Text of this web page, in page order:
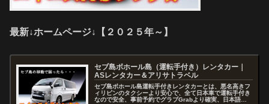
最新↓ホームページ↓【２０２５年～】
セブ島ボホール島（運転手付き）レンタカー｜
ASレンタカー＆アリサトラベル
セブ島ボホール島運転手付きレンタカーとは、悪名高きフ
ィリピンのタクシーより安心で、全て日本車で運転手付き
なので安全、事前予約でグラブGrabより確実、日本語で